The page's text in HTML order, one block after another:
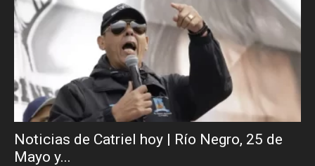
Noticias de Catriel hoy | Río Negro, 25 de
Mayo y...